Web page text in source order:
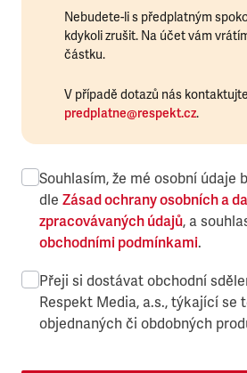
Nebudete-li s předplatným
kdykoli zrušit. Na účet vám
částku.
V případě dotazů nás
predplatne@respekt.cz.
Souhlasím, že mé osobní údaje
dle Zásad ochrany osobních a
zpracovávaných údajů, a
obchodními podmínkami.
Přeji si dostávat obchodní
Respekt Media, a.s., týkající se
objednaných či obdobných